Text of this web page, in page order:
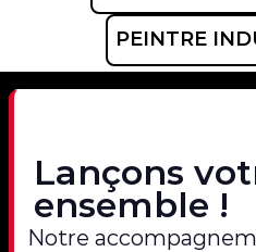
PEINTRE
Lançons
ensemble !
Notre